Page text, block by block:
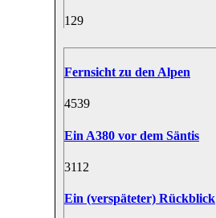
129
Fernsicht zu den Alpen
4539
Ein A380 vor dem Säntis
3112
Ein (verspäteter) Rückblick